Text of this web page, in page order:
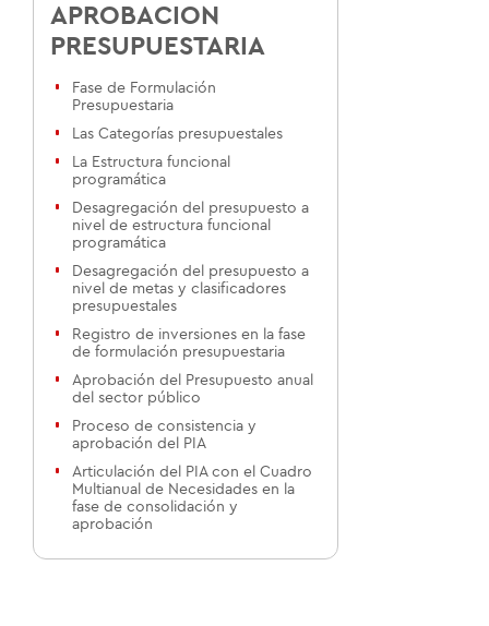
APROBACION
PRESUPUESTARIA
Fase de Formulación
Presupuestaria
Las Categorías presupuestales
La Estructura funcional
programática
Desagregación del presupuesto a
nivel de estructura funcional
programática
Desagregación del presupuesto a
nivel de metas y clasificadores
presupuestales
Registro de inversiones en la fase
de formulación presupuestaria
Aprobación del Presupuesto anual
del sector público
Proceso de consistencia y
aprobación del PIA
Articulación del PIA con el Cuadro
Multianual de Necesidades en la
fase de consolidación y
aprobación